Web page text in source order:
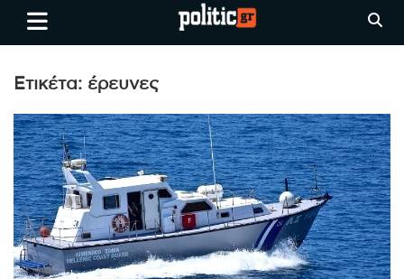
Skip
Ειδήσεις απο τη
Θεσσαλονίκη, την Ελλάδα και
όλο τον Κόσμο
politic.gr
Ετικέτα: έρευνες